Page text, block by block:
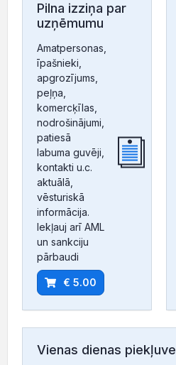
Pilna izziņa par
uzņēmumu
Amatpersonas,
īpašnieki,
apgrozījums,
peļņa,
komercķīlas,
nodrošinājumi,
patiesā
labuma guvēji,
kontakti u.c.
aktuālā,
vēsturiskā
informācija.
Iekļauj arī AML
un sankciju
pārbaudi
€ 5.00
Vienas dienas piekļuve